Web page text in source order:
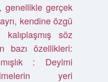
genellikle gerçek
kendine özgü
söz
bazı özellikleri:
: Deyimi
yeri